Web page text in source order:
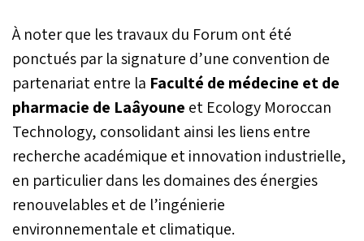
À noter que les travaux du Forum ont été
ponctués par la signature d’une convention de
partenariat entre la Faculté de médecine et de
pharmacie de Laâyoune et Ecology Moroccan
Technology, consolidant ainsi les liens entre
recherche académique et innovation industrielle,
en particulier dans les domaines des énergies
renouvelables et de l’ingénierie
environnementale et climatique.